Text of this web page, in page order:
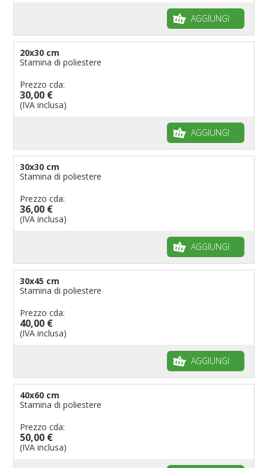
AGGIUNGI
20x30 cm
Stamina di poliestere
Prezzo cda:
30,00 €
(IVA inclusa)
AGGIUNGI
30x30 cm
Stamina di poliestere
Prezzo cda:
36,00 €
(IVA inclusa)
AGGIUNGI
30x45 cm
Stamina di poliestere
Prezzo cda:
40,00 €
(IVA inclusa)
AGGIUNGI
40x60 cm
Stamina di poliestere
Prezzo cda:
50,00 €
(IVA inclusa)